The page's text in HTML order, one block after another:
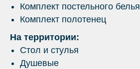
Комплект постельного белья
Комплект полотенец
На территории:
Стол и стулья
Душевые